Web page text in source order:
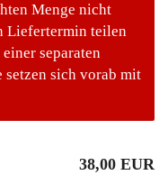
Menge nicht
Liefertermin teilen
separaten
sich vorab mit
38,00 EUR